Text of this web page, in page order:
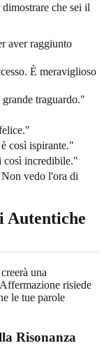
che sei il
aver raggiunto
È meraviglioso
traguardo."
così ispirante."
così incredibile."
vedo l'ora di
Autentiche
una
risiede
le tue parole
Risonanza